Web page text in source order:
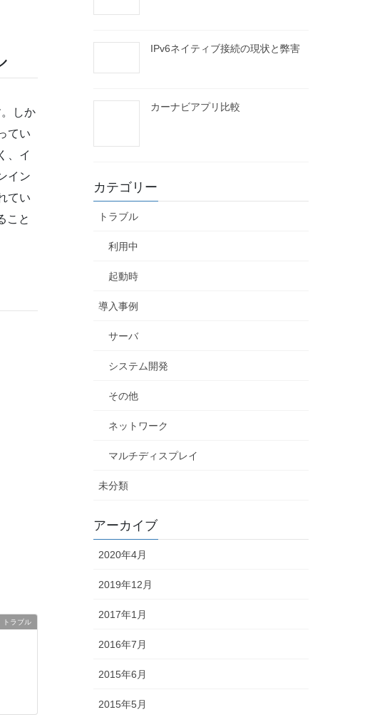
しか
てい
、イ
イン
てい
こと
トラブル
IPv6ネイティブ接続の現状と弊害
カーナビアプリ比較
カテゴリー
トラブル
利用中
起動時
導入事例
サーバ
システム開発
その他
ネットワーク
マルチディスプレイ
未分類
アーカイブ
2020年4月
2019年12月
2017年1月
2016年7月
2015年6月
2015年5月